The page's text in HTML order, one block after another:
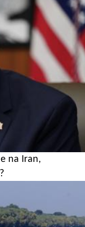
na Iran,